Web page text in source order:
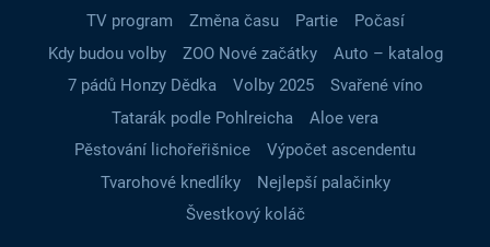
TV program
Změna času Partie
Počasí
Kdy budou volby
ZOO Nové začátky
Auto – katalog
7 pádů Honzy Dědka
Volby 2025
Svařené víno
Tatarák podle Pohlreicha
Aloe vera
Pěstování lichořeřišnice
Výpočet ascendentu
Tvarohové knedlíky
Nejlepší palačinky
Švestkový koláč